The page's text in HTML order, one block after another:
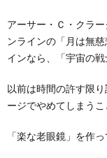
アーサー・Ｃ・クラ
ンラインの「月は無
インなら、「宇宙の
以前は時間の許す限
ージでやめてしまうこ
「楽な老眼鏡」を作